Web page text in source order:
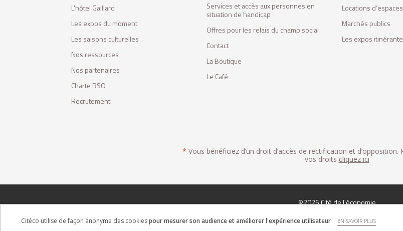
L'hôtel Gaillard
Les expos du moment
Les saisons culturelles
Nos ressources
Nos partenaires
Charte RSO
Recrutement
Services et accès aux personnes en
situation de handicap
Offres pour les relais du champ social
Contact
La Boutique
Le Café
Locations d’espaces
Marchés publics
Les expos
* Vous bénéficiez d’un droit d’accès de rectification et
vos droits cliquez ici
©2026 Cité de l'économie
Citéco utilise de façon anonyme des cookiespour mesurer son audience et améliorer l'expérience utilisateur EN SAVOIR PLUS